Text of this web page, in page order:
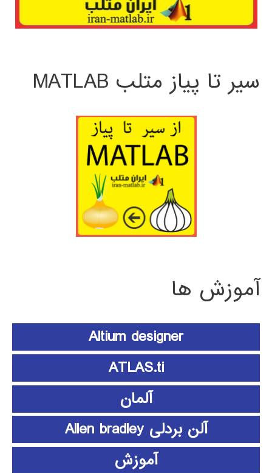
سیر تا پیاز متلب MATLAB
آموزش ها
Altium designer
ATLAS.ti
آلمان
آلن بردلی Allen bradley
آموزش